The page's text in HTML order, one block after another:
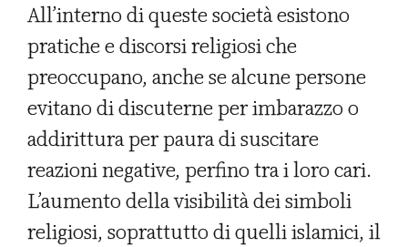
All’interno di queste società esistono
pratiche e discorsi religiosi che
preoccupano, anche se alcune persone
evitano di discuterne per imbarazzo o
addirittura per paura di suscitare
reazioni negative, perfino tra i loro cari.
L’aumento della visibilità dei simboli
religiosi, soprattutto di quelli islamici, il